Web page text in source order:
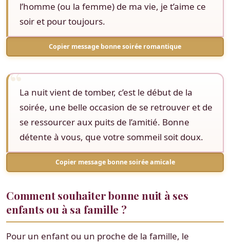
l’homme (ou la femme) de ma vie, je t’aime ce
soir et pour toujours.
Copier message bonne soirée romantique
La nuit vient de tomber, c’est le début de la
soirée, une belle occasion de se retrouver et de
se ressourcer aux puits de l’amitié. Bonne
détente à vous, que votre sommeil soit doux.
Copier message bonne soirée amicale
Comment souhaiter bonne nuit à ses
enfants ou à sa famille ?
Pour un enfant ou un proche de la famille, le